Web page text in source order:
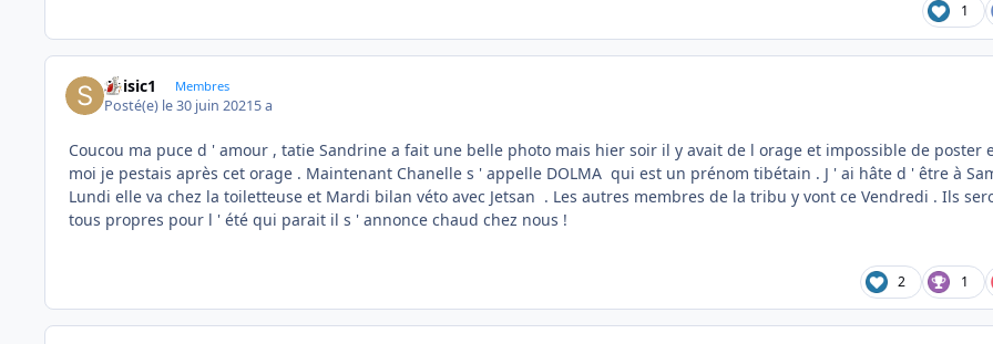
1
Soisic1 Membres
Posté(e) le 30 juin 20215 a
Coucou ma puce d ' amour , tatie Sandrine a fait une belle photo mais hier soir il y avait de l orage et impossible de poster
moi je pestais après cet orage . Maintenant Chanelle s ' appelle DOLMA qui est un prénom tibétain . J ' ai hâte d ' être à
Lundi elle va chez la toiletteuse et Mardi bilan véto avec Jetsan . Les autres membres de la tribu y vont ce Vendredi . Ils
tous propres pour l ' été qui parait il s ' annonce chaud chez nous !
2 1